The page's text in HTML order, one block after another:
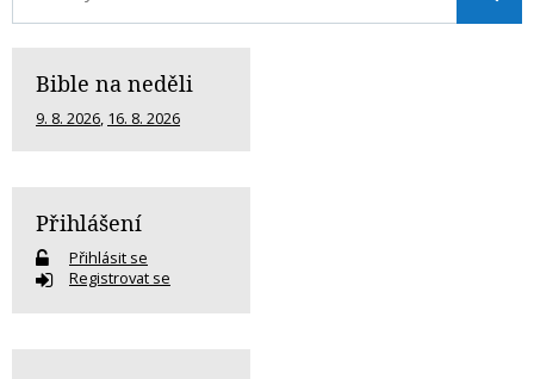
Bible na neděli
9. 8. 2026, 16. 8. 2026
Přihlášení
Přihlásit se
Registrovat se